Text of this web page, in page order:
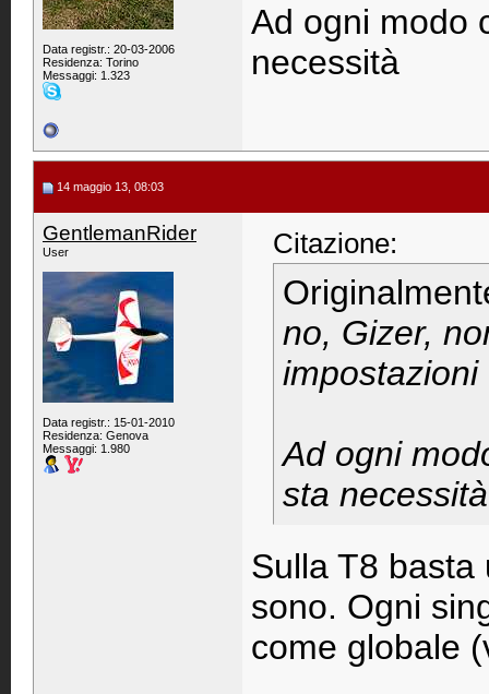
Data registr.: 20-03-2006
Residenza: Torino
Messaggi: 1.323
Ad ogni modo
necessità
14 maggio 13, 08:03
GentlemanRider
User
Data registr.: 15-01-2010
Residenza: Genova
Messaggi: 1.980
Citazione:
no, Gizer,
Ad ogni
sta necessità
Sulla T8
sono. Ogni
come globale